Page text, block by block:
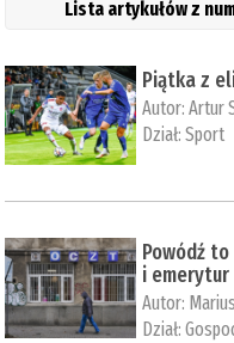
Lista artykułów z
Piątka z
Autor:Artur
Dział:Sport
Powódź
i emerytur
Autor:
Dział: